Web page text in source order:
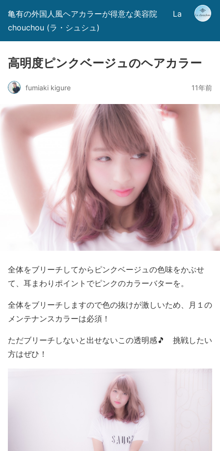
亀有の外国人風ヘアカラーが得意な美容院 La
chouchou (ラ・シュシュ)
高明度ピンクベージュのヘアカラー
fumiaki kigure 11年前
全体をブリーチしてからピンクベージュの色味をかぶせ
て、耳まわりポイントでピンクのカラーバターを。
全体をブリーチしますので色の抜けが激しいため、月１の
メンテナンスカラーは必須！
ただブリーチしないと出せないこの透明感🎵 挑戦したい
方はぜひ！